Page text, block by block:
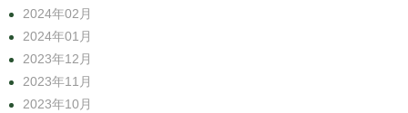
2024年02月
2024年01月
2023年12月
2023年11月
2023年10月